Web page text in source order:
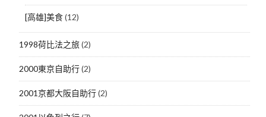
[高雄]美食(12)
1998荷比法之旅(2)
2000東京自助行(2)
2001京都大阪自助行(2)